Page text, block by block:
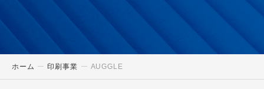
ホーム 印刷事業 AUGGLE